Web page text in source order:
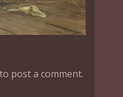
post a comment.